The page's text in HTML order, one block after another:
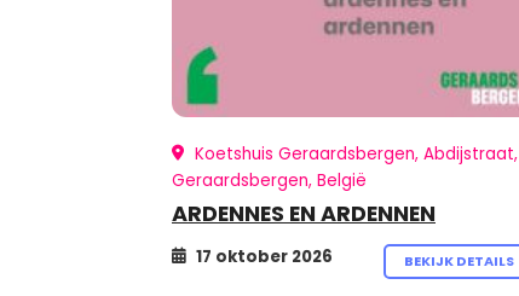
Koetshuis Geraardsbergen, Abdijstraat,
Geraardsbergen, België
ARDENNES EN ARDENNEN
17 oktober 2026 BEKIJK DETAILS